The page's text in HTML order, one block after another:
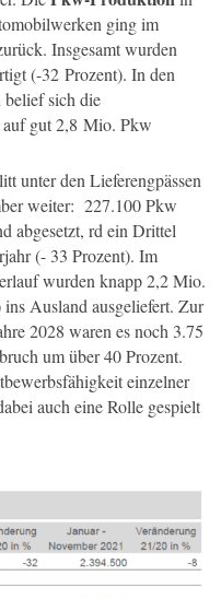
ging im
Insgesamt wurden
(-32 Prozent). In den
belief sich die
gut 2,8 Mio. Pkw
litt unter den Lieferengpässen
weiter: 227.100 Pkw
abgesetzt, rd ein Drittel
(- 33 Prozent). Im
wurden knapp 2,2 Mio.
Ausland ausgeliefert. Zur
2028 waren es noch 3.75
um über 40 Prozent.
einzelner
auch eine Rolle gespielt